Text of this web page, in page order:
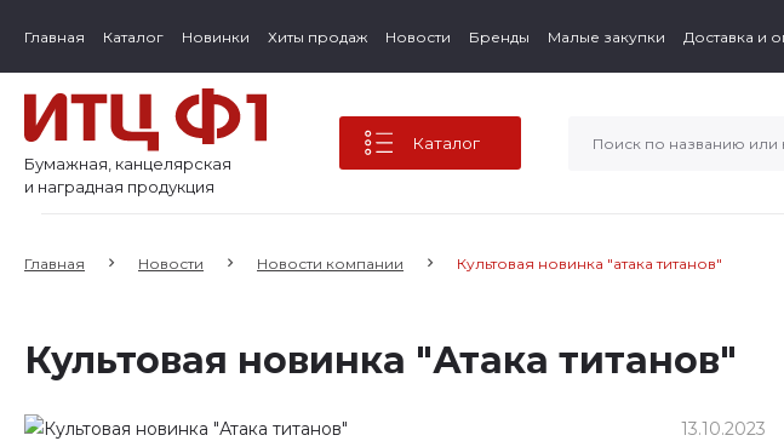
Главная Каталог Новинки Хиты продаж Новости Бренды Малые закупки Доставка и
Бумажная, канцелярская
и наградная продукция
Каталог
Главная Новости Новости компании Культовая новинка "атака титанов"
Культовая новинка "Атака титанов"
13.10.2023